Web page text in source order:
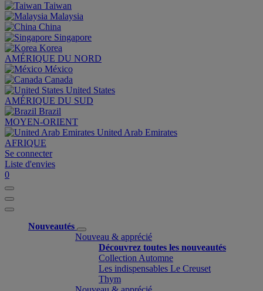
Taiwan
Malaysia
China
Singapore
Korea
AMÉRIQUE DU NORD
México
Canada
United States
AMÉRIQUE DU SUD
Brazil
MOYEN-ORIENT
United Arab Emirates
AFRIQUE
Se connecter
Liste d'envies
0
Nouveautés
Nouveau & apprécié
Découvrez toutes les nouveautés
Collection Automne
Les indispensables Le Creuset
Thym